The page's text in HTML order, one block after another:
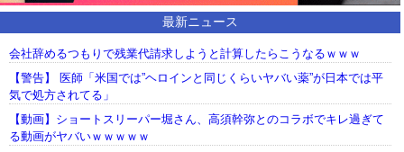
最新ニュース
会社辞めるつもりで残業代請求しようと計算したらこうなるｗｗｗ
【警告】 医師「米国では”ヘロインと同じくらいヤバい薬”が日本では平
気で処方されてる」
【動画】ショートスリーパー堀さん、高須幹弥とのコラボでキレ過ぎて
る動画がヤバいｗｗｗｗｗ